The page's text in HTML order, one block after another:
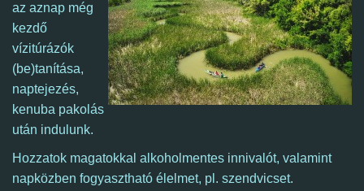
az aznap még
kezdő
vízitúrázók
(be)tanítása,
naptejezés,
kenuba pakolás
után indulunk.
Hozzatok magatokkal alkoholmentes innivalót, valamint
napközben fogyasztható élelmet, pl. szendvicset.